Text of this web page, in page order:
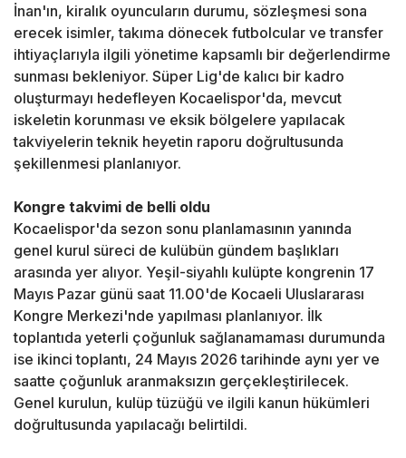
İnan'ın, kiralık oyuncuların durumu, sözleşmesi sona
erecek isimler, takıma dönecek futbolcular ve transfer
ihtiyaçlarıyla ilgili yönetime kapsamlı bir değerlendirme
sunması bekleniyor. Süper Lig'de kalıcı bir kadro
oluşturmayı hedefleyen Kocaelispor'da, mevcut
iskeletin korunması ve eksik bölgelere yapılacak
takviyelerin teknik heyetin raporu doğrultusunda
şekillenmesi planlanıyor.
Kongre takvimi de belli oldu
Kocaelispor'da sezon sonu planlamasının yanında
genel kurul süreci de kulübün gündem başlıkları
arasında yer alıyor. Yeşil-siyahlı kulüpte kongrenin 17
Mayıs Pazar günü saat 11.00'de Kocaeli Uluslararası
Kongre Merkezi'nde yapılması planlanıyor. İlk
toplantıda yeterli çoğunluk sağlanamaması durumunda
ise ikinci toplantı, 24 Mayıs 2026 tarihinde aynı yer ve
saatte çoğunluk aranmaksızın gerçekleştirilecek.
Genel kurulun, kulüp tüzüğü ve ilgili kanun hükümleri
doğrultusunda yapılacağı belirtildi.